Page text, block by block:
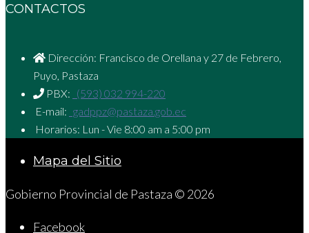
CONTACTOS
Dirección: Francisco de Orellana y 27 de Febrero,
Puyo, Pastaza
PBX: (593) 032 994-220
E-mail: gadppz@pastaza.gob.ec
Horarios: Lun - Vie 8:00 am a 5:00 pm
Mapa del Sitio
Gobierno Provincial de Pastaza © 2026
Facebook